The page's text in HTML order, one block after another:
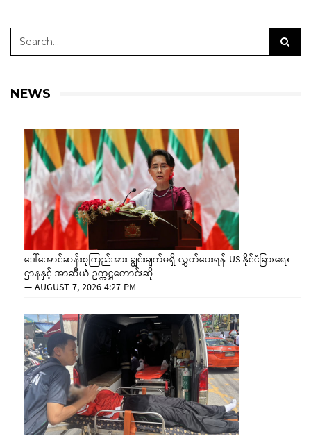
NEWS
ဒေါ်အောင်ဆန်းစုကြည်အား ချွင်းချက်မရှိ လွှတ်ပေးရန် US နိုင်ငံခြားရေး
ဌာနနှင့် အာဆီယံ ဥက္ကဋ္ဌတောင်းဆို
—AUGUST 7, 2026 4:27 PM